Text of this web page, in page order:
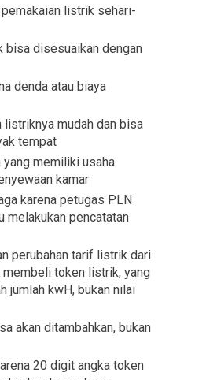
listrik sehari-
bisa disesuaikan dengan
denda atau biaya
listriknya mudah dan bisa
tempat
yang memiliki usaha
kamar
karena petugas PLN
melakukan pencatatan
perubahan tarif listrik dari
membeli token listrik, yang
jumlah kwH, bukan nilai
akan ditambahkan, bukan
20 digit angka token